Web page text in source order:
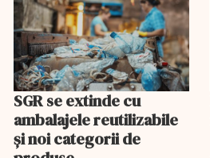
SGR se extinde cu
ambalajele reutilizabile
și noi categorii de